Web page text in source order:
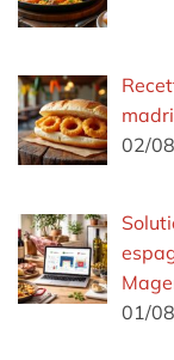
02/
01/